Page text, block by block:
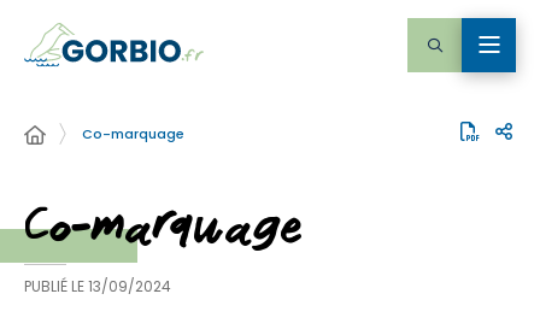
Co-marquage
Co-marquage
PUBLIÉ LE13/09/2024